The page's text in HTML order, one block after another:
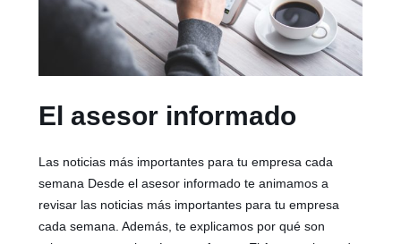
El asesor informado
Las noticias más importantes para tu empresa cada
semana Desde el asesor informado te animamos a
revisar las noticias más importantes para tu empresa
cada semana. Además, te explicamos por qué son